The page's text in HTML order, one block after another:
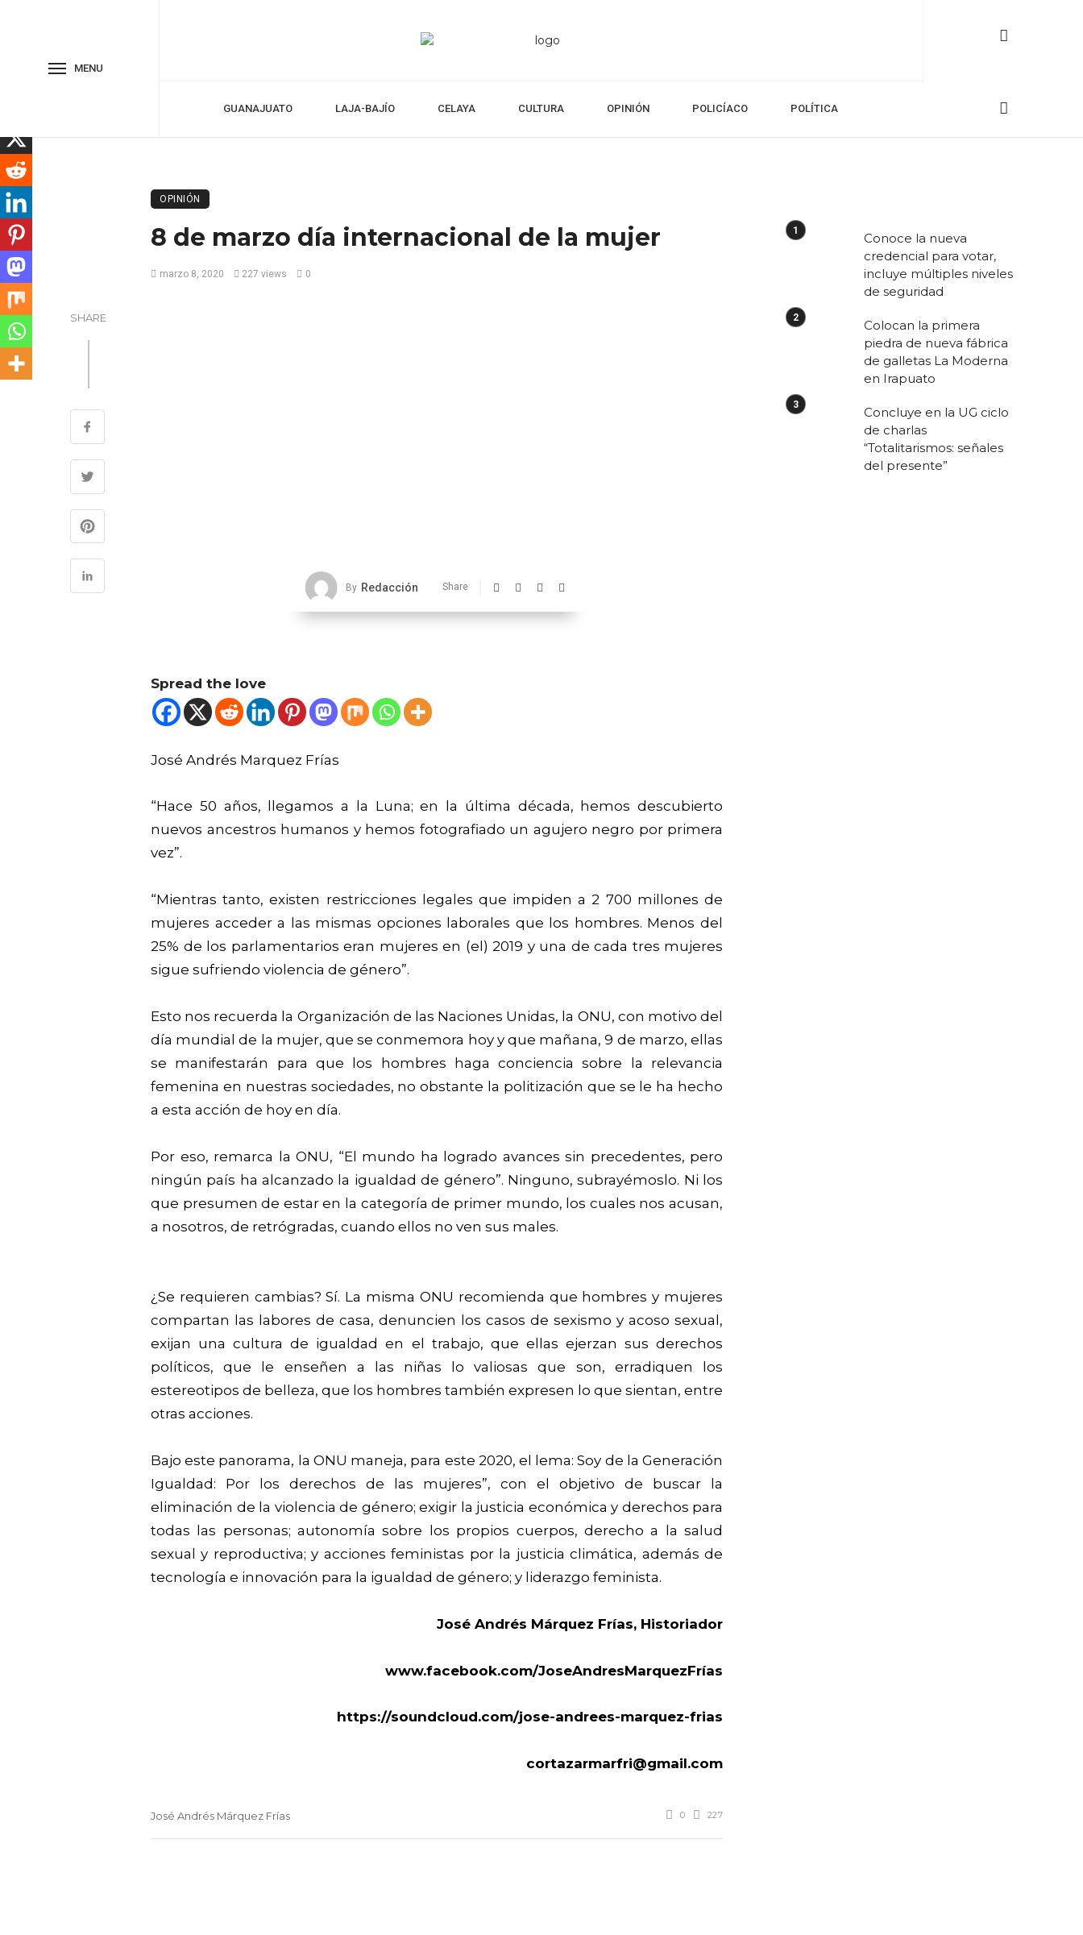
MENU
GUANAJUATO LAJA-BAJÍO CELAYA CULTURA OPINIÓN POLICÍACO POLÍTICA
OPINIÓN
8 de marzo día internacional de la mujer
marzo 8, 2020 227 views 0
SHARE
By Redacción Share
Spread the love
José Andrés Marquez Frías
“Hace 50 años, llegamos a la Luna; en la última década, hemos descubierto
nuevos ancestros humanos y hemos fotografiado un agujero negro por primera
vez”.
“Mientras tanto, existen restricciones legales que impiden a 2 700 millones de
mujeres acceder a las mismas opciones laborales que los hombres. Menos del
25% de los parlamentarios eran mujeres en (el) 2019 y una de cada tres mujeres
sigue sufriendo violencia de género”.
Esto nos recuerda la Organización de las Naciones Unidas, la ONU, con motivo del
día mundial de la mujer, que se conmemora hoy y que mañana, 9 de marzo, ellas
se manifestarán para que los hombres haga conciencia sobre la relevancia
femenina en nuestras sociedades, no obstante la politización que se le ha hecho
a esta acción de hoy en día.
Por eso, remarca la ONU, “El mundo ha logrado avances sin precedentes, pero
ningún país ha alcanzado la igualdad de género”. Ninguno, subrayémoslo. Ni los
que presumen de estar en la categoría de primer mundo, los cuales nos acusan,
a nosotros, de retrógradas, cuando ellos no ven sus males.
¿Se requieren cambias? Sí. La misma ONU recomienda que hombres y mujeres
compartan las labores de casa, denuncien los casos de sexismo y acoso sexual,
exijan una cultura de igualdad en el trabajo, que ellas ejerzan sus derechos
políticos, que le enseñen a las niñas lo valiosas que son, erradiquen los
estereotipos de belleza, que los hombres también expresen lo que sientan, entre
otras acciones.
Bajo este panorama, la ONU maneja, para este 2020, el lema: Soy de la Generación
Igualdad: Por los derechos de las mujeres”, con el objetivo de buscar la
eliminación de la violencia de género; exigir la justicia económica y derechos para
todas las personas; autonomía sobre los propios cuerpos, derecho a la salud
sexual y reproductiva; y acciones feministas por la justicia climática, además de
tecnología e innovación para la igualdad de género; y liderazgo feminista.
José Andrés Márquez Frías, Historiador
www.facebook.com/JoseAndresMarquezFrías
https://soundcloud.com/jose-andrees-marquez-frias
cortazarmarfri@gmail.com
José Andrés Márquez Frías 0 227
Conoce la nueva
credencial para votar,
incluye múltiples niveles
de seguridad
Colocan la primera
piedra de nueva fábrica
de galletas La Moderna
en Irapuato
Concluye en la UG ciclo
de charlas
“Totalitarismos: señales
del presente”